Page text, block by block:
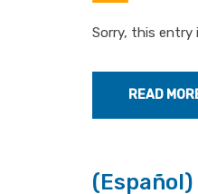
Sorry, this entry
READ